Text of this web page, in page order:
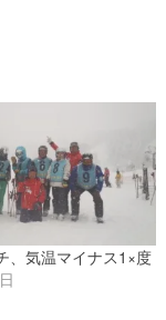
、気温マイナス1×度